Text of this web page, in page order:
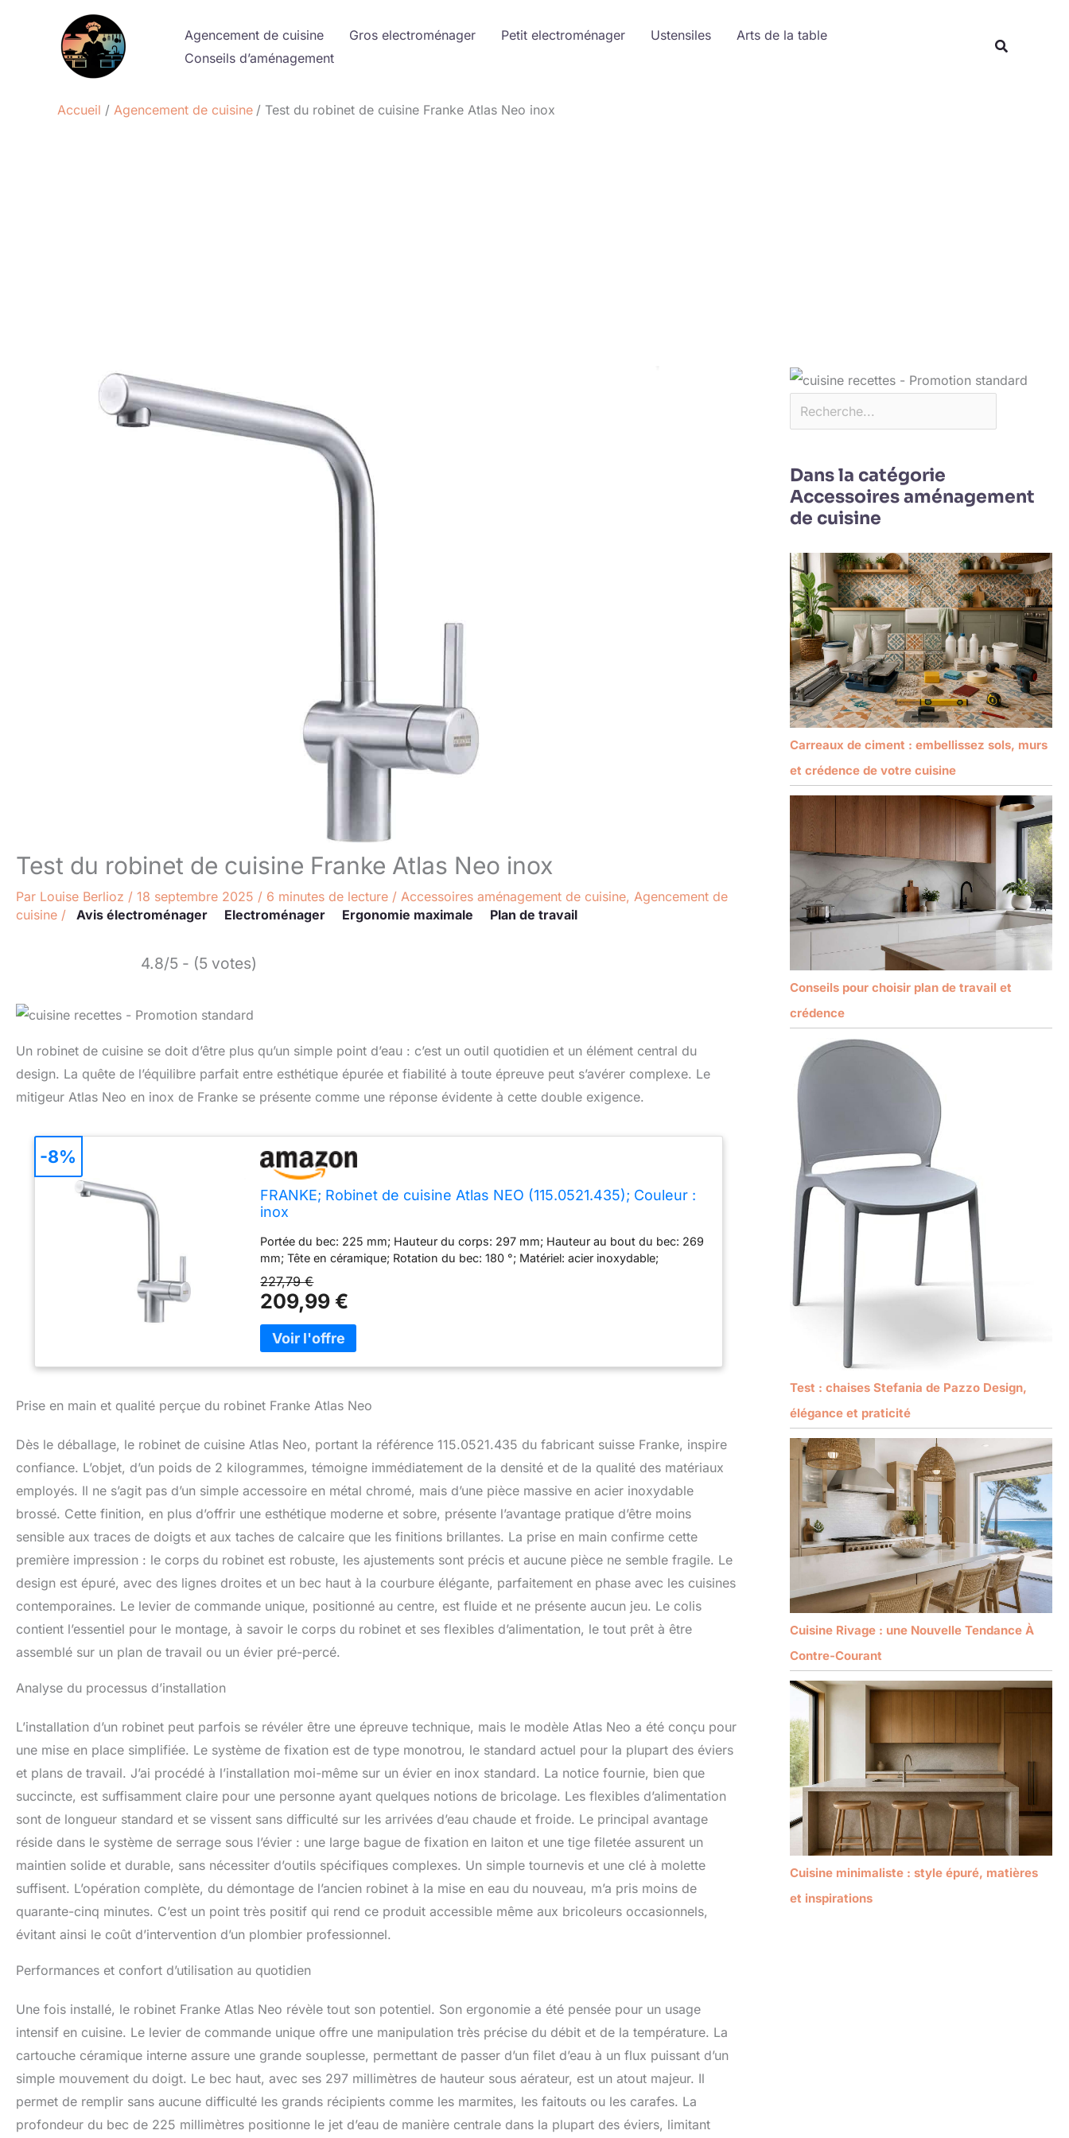
Agencement de cuisine Gros electroménager Petit electroménager Ustensiles
Arts de la table
Conseils d’aménagement
Accueil Agencement de cuisine Test du robinet de cuisine Franke Atlas Neo inox
Test du robinet de cuisine Franke Atlas Neo inox
Par Louise Berlioz / 18 septembre 2025 / 6 minutes de lecture / Accessoires aménagement de cuisine, Agencement de
cuisine / Avis électroménager Electroménager Ergonomie maximale Plan de travail
4.8/5 - (5 votes)
Un robinet de cuisine se doit d’être plus qu’un simple point d’eau : c’est un outil quotidien et un élément central du
design. La quête de l’équilibre parfait entre esthétique épurée et fiabilité à toute épreuve peut s’avérer complexe. Le
mitigeur Atlas Neo en inox de Franke se présente comme une réponse évidente à cette double exigence.
FRANKE; Robinet de cuisine Atlas NEO (115.0521.435); Couleur :
inox
Portée du bec: 225 mm; Hauteur du corps: 297 mm; Hauteur au bout du bec: 269
mm; Tête en céramique; Rotation du bec: 180 °; Matériel: acier inoxydable;
227,79 €
209,99 €
-8%
Prise en main et qualité perçue du robinet Franke Atlas Neo
Dès le déballage, le robinet de cuisine Atlas Neo, portant la référence 115.0521.435 du fabricant suisse Franke, inspire
confiance. L’objet, d’un poids de 2 kilogrammes, témoigne immédiatement de la densité et de la qualité des matériaux
employés. Il ne s’agit pas d’un simple accessoire en métal chromé, mais d’une pièce massive en acier inoxydable
brossé. Cette finition, en plus d’offrir une esthétique moderne et sobre, présente l’avantage pratique d’être moins
sensible aux traces de doigts et aux taches de calcaire que les finitions brillantes. La prise en main confirme cette
première impression : le corps du robinet est robuste, les ajustements sont précis et aucune pièce ne semble fragile. Le
design est épuré, avec des lignes droites et un bec haut à la courbure élégante, parfaitement en phase avec les cuisines
contemporaines. Le levier de commande unique, positionné au centre, est fluide et ne présente aucun jeu. Le colis
contient l’essentiel pour le montage, à savoir le corps du robinet et ses flexibles d’alimentation, le tout prêt à être
assemblé sur un plan de travail ou un évier pré-percé.
Analyse du processus d’installation
L’installation d’un robinet peut parfois se révéler être une épreuve technique, mais le modèle Atlas Neo a été conçu pour
une mise en place simplifiée. Le système de fixation est de type monotrou, le standard actuel pour la plupart des éviers
et plans de travail. J’ai procédé à l’installation moi-même sur un évier en inox standard. La notice fournie, bien que
succincte, est suffisamment claire pour une personne ayant quelques notions de bricolage. Les flexibles d’alimentation
sont de longueur standard et se vissent sans difficulté sur les arrivées d’eau chaude et froide. Le principal avantage
réside dans le système de serrage sous l’évier : une large bague de fixation en laiton et une tige filetée assurent un
maintien solide et durable, sans nécessiter d’outils spécifiques complexes. Un simple tournevis et une clé à molette
suffisent. L’opération complète, du démontage de l’ancien robinet à la mise en eau du nouveau, m’a pris moins de
quarante-cinq minutes. C’est un point très positif qui rend ce produit accessible même aux bricoleurs occasionnels,
évitant ainsi le coût d’intervention d’un plombier professionnel.
Performances et confort d’utilisation au quotidien
Une fois installé, le robinet Franke Atlas Neo révèle tout son potentiel. Son ergonomie a été pensée pour un usage
intensif en cuisine. Le levier de commande unique offre une manipulation très précise du débit et de la température. La
cartouche céramique interne assure une grande souplesse, permettant de passer d’un filet d’eau à un flux puissant d’un
simple mouvement du doigt. Le bec haut, avec ses 297 millimètres de hauteur sous aérateur, est un atout majeur. Il
permet de remplir sans aucune difficulté les grands récipients comme les marmites, les faitouts ou les carafes. La
profondeur du bec de 225 millimètres positionne le jet d’eau de manière centrale dans la plupart des éviers, limitant
Dans la catégorie
Accessoires aménagement
de cuisine
Carreaux de ciment : embellissez sols, murs
et crédence de votre cuisine
Conseils pour choisir plan de travail et
crédence
Test : chaises Stefania de Pazzo Design,
élégance et praticité
Cuisine Rivage : une Nouvelle Tendance À
Contre-Courant
Cuisine minimaliste : style épuré, matières
et inspirations